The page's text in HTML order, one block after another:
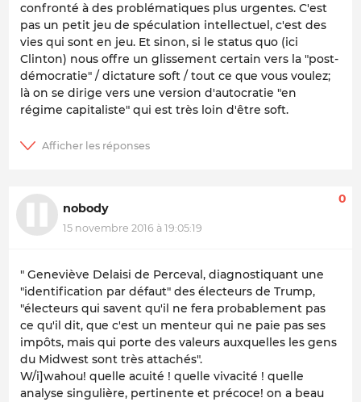
confronté à des problématiques plus urgentes. C'est
pas un petit jeu de spéculation intellectuel, c'est des
vies qui sont en jeu. Et sinon, si le status quo (ici
Clinton) nous offre un glissement certain vers la "post-
démocratie" / dictature soft / tout ce que vous voulez;
là on se dirige vers une version d'autocratie "en
régime capitaliste" qui est très loin d'être soft.
nobody
15 novembre 2016 à 19:05:19
0
" Geneviève Delaisi de Perceval, diagnostiquant une
"identification par défaut" des électeurs de Trump,
"électeurs qui savent qu'il ne fera probablement pas
ce qu'il dit, que c'est un menteur qui ne paie pas ses
impôts, mais qui porte des valeurs auxquelles les gens
du Midwest sont très attachés".
W/i]wahou! quelle acuité ! quelle vivacité ! quelle
analyse singulière, pertinente et précoce! on a beau